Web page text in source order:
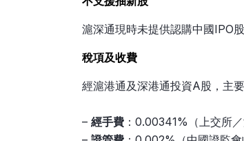
滬深通現時未提供認購中國IPO股
稅項及收費
經滬港通及深港通投資A股，主
– 經手費：0.00341%（上交所／